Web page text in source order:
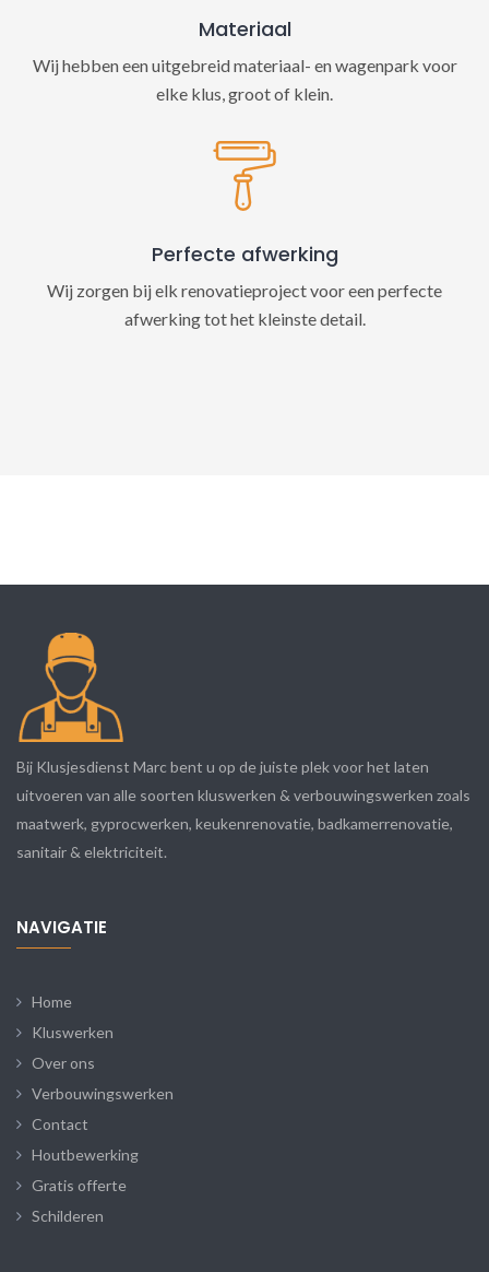
Materiaal
Wij hebben een uitgebreid materiaal- en wagenpark voor
elke klus, groot of klein.
Perfecte afwerking
Wij zorgen bij elk renovatieproject voor een perfecte
afwerking tot het kleinste detail.
Bij Klusjesdienst Marc bent u op de juiste plek voor het laten
uitvoeren van alle soorten kluswerken & verbouwingswerken zoals
maatwerk, gyprocwerken, keukenrenovatie, badkamerrenovatie,
sanitair & elektriciteit.
NAVIGATIE
Home
Kluswerken
Over ons
Verbouwingswerken
Contact
Houtbewerking
Gratis offerte
Schilderen